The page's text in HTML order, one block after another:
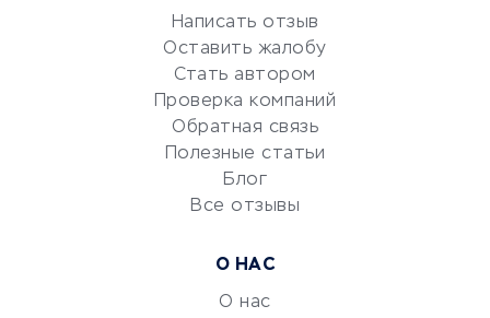
Репетиторство
Красота и здоровье
Сервисы по поиску работы
Сетевой маркетинг
УСЛУГИ ДЛЯ БИЗНЕСА
Написать отзыв
Оставить жалобу
Стать автором
Проверка компаний
Обратная связь
Полезные статьи
Блог
Все отзывы
О НАС
О нас